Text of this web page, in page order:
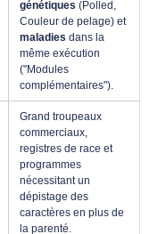
génétiques (Polled,
Couleur de pelage) et
maladies dans la
même exécution
("Modules
complémentaires").
Grand troupeaux
commerciaux,
registres de race et
programmes
nécessitant un
dépistage des
caractères en plus de
la parenté.